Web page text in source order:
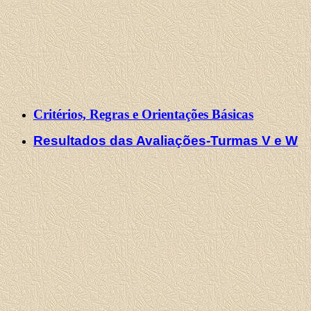
Critérios, Regras e Orientações Básicas
Resultados das Avaliações-Turmas V e W